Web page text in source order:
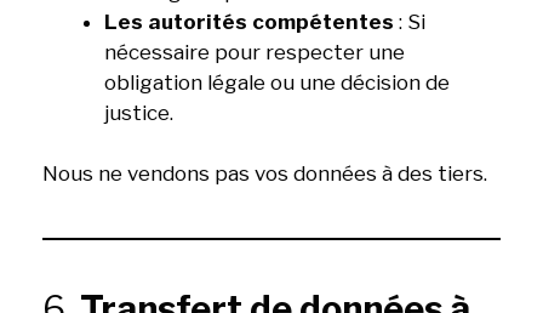
Les autorités compétentes : Si
nécessaire pour respecter une
obligation légale ou une décision de
justice.
Nous ne vendons pas vos données à des tiers.